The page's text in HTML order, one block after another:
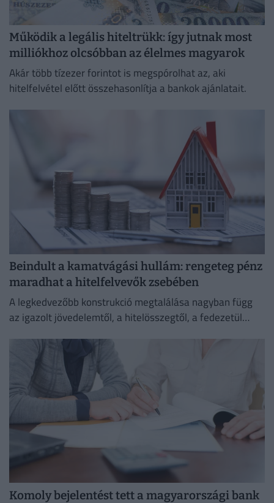
Működik a legális hiteltrükk: így jutnak most
milliókhoz olcsóbban az élelmes magyarok
Akár több tízezer forintot is megspórolhat az, aki
hitelfelvétel előtt összehasonlítja a bankok ajánlatait.
Beindult a kamatvágási hullám: rengeteg pénz
maradhat a hitelfelvevők zsebében
A legkedvezőbb konstrukció megtalálása nagyban függ
az igazolt jövedelemtől, a hitelösszegtől, a fedezetül
Komoly bejelentést tett a magyarországi bank